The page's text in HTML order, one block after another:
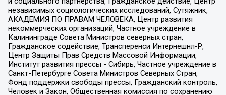
независимых социологических исследований, Сутяжник,
АКАДЕМИЯ ПО ПРАВАМ ЧЕЛОВЕКА, Центр развития
некоммерческих организаций, Частное учреждение в
Калининграде Совета Министров северных стран,
Гражданское содействие, Трансперенси Интернешнл-Р,
Центр Защиты Прав Средств Массовой Информации,
Институт развития прессы - Сибирь, Частное учреждение в
Санкт-Петербурге Совета Министров Северных Стран,
Фонд поддержки свободы прессы, Гражданский контроль,
Человек и Закон, Общественная комиссия по сохранению